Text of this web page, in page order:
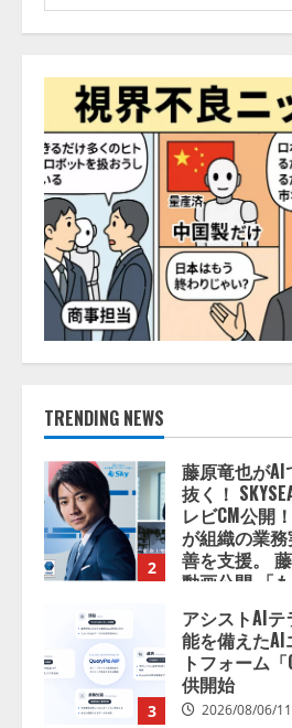
索:
TRENDING NEWS
務系70事務
を実施
5
ZETAアライ
創を推進する
を設立
2026/08/06/
AI駆動開発
「TinhVan
務提携
2026/08/06/
抜く！
レビCM公開
が組織の業
善を支援。
動画公開 「
たら、すぐ
ある」「昨
捕まえたり
アシストAI
能を備えたAI
トフォーム「
供開始
2026/08/06/
レアラ、『AI
推薦するのか